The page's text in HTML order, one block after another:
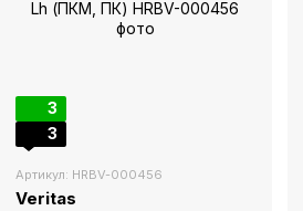
3
3
Артикул: HRBV-000456
Veritas